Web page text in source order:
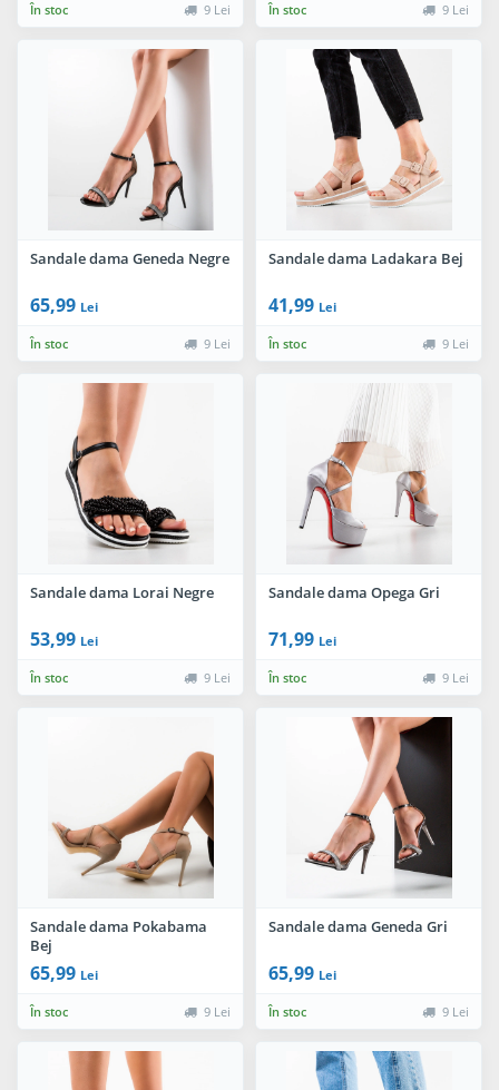
În stoc 9 Lei În stoc 9 Lei
Sandale dama Geneda Negre
65,99 Lei
În stoc 9 Lei
Sandale dama Ladakara Bej
41,99 Lei
În stoc 9 Lei
Sandale dama Lorai Negre
53,99 Lei
În stoc 9 Lei
Sandale dama Opega Gri
71,99 Lei
În stoc 9 Lei
Sandale dama Pokabama
Bej
65,99 Lei
În stoc 9 Lei
Sandale dama Geneda Gri
65,99 Lei
În stoc 9 Lei